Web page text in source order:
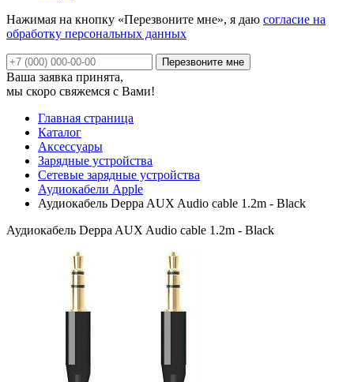
Нажимая на кнопку «Перезвоните мне», я даю согласие на
обработку персональных данных
Ваша заявка принята,
мы скоро свяжемся с Вами!
Главная страница
Каталог
Аксессуары
Зарядные устройства
Сетевые зарядные устройства
Аудиокабели Apple
Аудиокабель Deppa AUX Audio cable 1.2m - Black
Аудиокабель Deppa AUX Audio cable 1.2m - Black